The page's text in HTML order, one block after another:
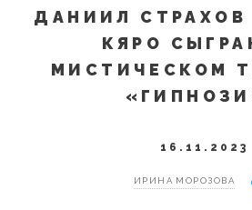
ДАНИИЛ СТРАХОВ
КЯРО
МИСТИЧЕСКОМ
16.11.2023
ИРИНА МОРОЗОВА